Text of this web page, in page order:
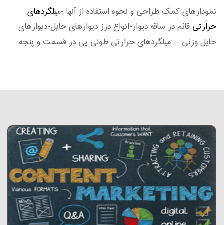
نمودارهای کمک طراحی و نحوه استفاده از آنها -میلگردهای
حرارتی قائم در ساقه دیوار-انواع درز دیوارهای حایل-دیوارهای
حایل وزنی – :میلگردهای حرارتی طولی پی در قسمت و پنجه